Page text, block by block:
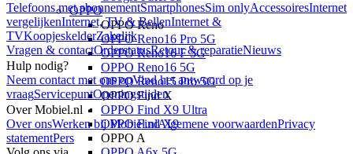
OPPO
OPPO Reno
OPPO Reno16 Pro 5G
OPPO Reno16 F 5G
OPPO Reno16 5G
OPPO Reno15 Pro 5G
OPPO Find X
OPPO Find X9 Ultra
OPPO Find X9
OPPO A
Telefoons met abonnementSmartphonesSim onlyAccessoiresInternet
vergelijkenInternet, TV & BellenInternet &
TVKoopjeskelderZakelijk
Vragen & contactOrderstatusRetour & reparatieNieuws
Hulp nodig?
Neem contact met ons opVind het antwoord op je
vraagServicepuntOpeningstijden
Over Mobiel.nl
Over onsWerken bij Mobiel.nlAlgemene voorwaardenPrivacy
statementPers